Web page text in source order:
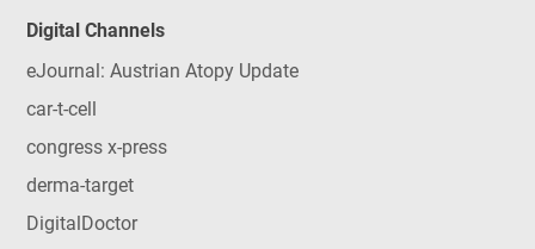
Digital Channels
eJournal: Austrian Atopy Update
car-t-cell
congress x-press
derma-target
DigitalDoctor